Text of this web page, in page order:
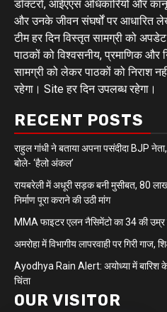
डॉक्टरों, आईएएस अधिकारियों और
और उनके जीवन संघर्षों पर आधारित
टीम हर दिन विस्तृत सामग्री को
पाठकों को विश्वसनीय, प्रमाणिक और
सामग्री को लेकर पाठकों को निराश
रहेगा। Site हर दिन उपलब्ध रहेगा।
RECENT POSTS
राहुल गांधी ने बताया अपना पसंदीदा BJP
बोले- ‘हैलो अंकल’
रायबरेली में अधूरी सड़क बनी मुसीबत, 80
निर्माण पूरा कराने की उठी मांग
MMA फाइटर एलन नैसिमेंटो का 34 की
अमरोहा में विभागीय लापरवाही पर गिरी
Ayodhya Rain Alert: अयोध्या में बारिश
चिंता
OUR VISITOR